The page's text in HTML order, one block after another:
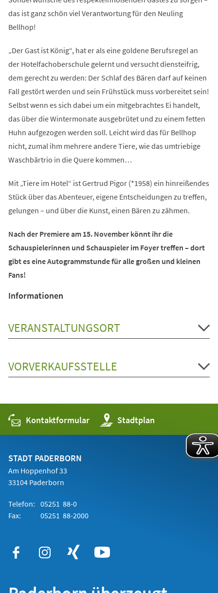
das ist ganz schön viel Verantwortung für den Neuling
Bellhop!
„Der Gast ist König“, hat er als eine goldene Berufsregel an
der Hotelfachoberschule gelernt und versucht diensteifrig,
dem gerecht zu werden: Der Schlaf des Bären darf auf keinen
Fall gestört werden und sein Frühstück muss vorbereitet sein!
Selbst wenn es sich dabei um ein mitgebrachtes Ei handelt,
das über die Wintermonate ausgebrütet und zu einem fetten
Huhn aufgezogen werden soll. Leicht wird das für Bellhop
nicht, zumal ihm mehrere andere Tiere, wie das umtriebige
Waschbärtrio in die Quere kommen…
Mit „Tiere im Hotel“ ist Gertrud Pigor (*1958) ein hinreißendes
Stück über das Abenteuer, eigene Entscheidungen zu treffen,
gelungen – und über die Kunst, einen Bären zu zähmen.
Nach der Premiere am 15. November könnt ihr die
Schauspielerinnen und Schauspieler im Foyer treffen – dort
gibt es eine Autogrammstunde für alle großen und kleinen
Fans!
Informationen
VERANSTALTUNGSORT
VORVERKAUFSSTELLE
Kontaktformular Stadtplan
(Öffnet
in
einem
STADT PADERBORN
Am Hoppenhof 33
33104 Paderborn
Telefon: 05251 88-0
Fax:
05251 88-2000